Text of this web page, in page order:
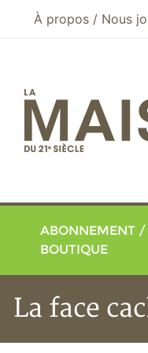
Aller au menu principal
Aller au contenu principal
À propos / Nous
ABONNEMENT /
BOUTIQUE
La face